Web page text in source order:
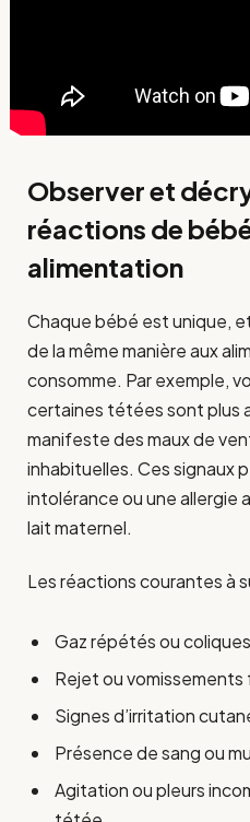
Observer et
réactions de
alimentation
Chaque bébé est unique,
de la même manière aux
consomme. Par exemple,
certaines tétées sont plus
manifeste des maux de
inhabituelles. Ces signaux
intolérance ou une allergie
lait maternel.
Les réactions courantes à
Gaz répétés ou
Rejet ou
Signes d’irritation
Présence de sang ou
Agitation ou pleurs